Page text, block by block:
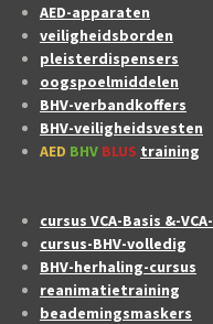
AED-apparaten
veiligheidsborden
pleisterdispensers
oogspoelmiddelen
BHV-verbandkoffers
BHV-veiligheidsvesten
AED BHV BLUS training
cursus VCA-Basis &-
cursus-BHV-volledig
BHV-herhaling-cursus
reanimatietraining
beademingsmaskers